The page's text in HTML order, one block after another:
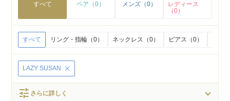
すべて ペア（0） メンズ（0）
レディース
（0）
すべて リング・指輪（0） ネックレス（0） ピアス（0）
LAZY SUSAN
tune さらに詳しく